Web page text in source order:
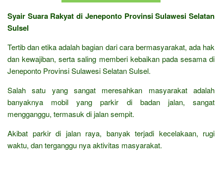
Syair Suara Rakyat di Jeneponto Provinsi Sulawesi Selatan
Sulsel
Tertib dan etika adalah bagian dari cara bermasyarakat, ada hak
dan kewajiban, serta saling memberi kebaikan pada sesama di
Jeneponto Provinsi Sulawesi Selatan Sulsel.
Salah satu yang sangat meresahkan masyarakat adalah
banyaknya mobil yang parkir di badan jalan, sangat
mengganggu, termasuk di jalan sempit.
Akibat parkir di jalan raya, banyak terjadi kecelakaan, rugi
waktu, dan terganggu nya aktivitas masyarakat.